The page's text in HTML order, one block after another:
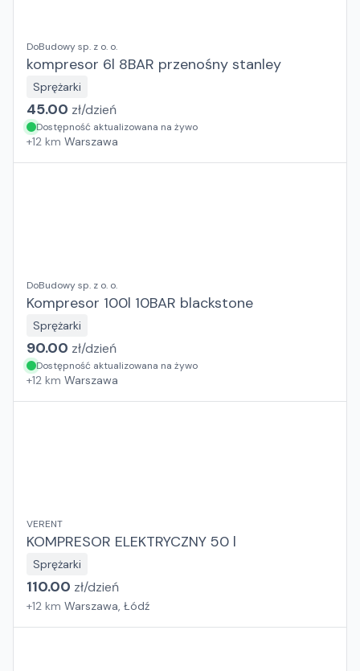
DoBudowy sp. z o. o.
kompresor 6l 8BAR przenośny stanley
Sprężarki
45.00 zł/dzień
Dostępność aktualizowana na żywo
+12 km Warszawa
DoBudowy sp. z o. o.
Kompresor 100l 10BAR blackstone
Sprężarki
90.00 zł/dzień
Dostępność aktualizowana na żywo
+12 km Warszawa
VERENT
KOMPRESOR ELEKTRYCZNY 50 l
Sprężarki
110.00 zł/dzień
+12 km Warszawa, Łódź